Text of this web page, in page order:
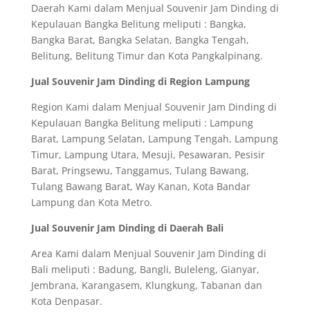
Daerah Kami dalam Menjual Souvenir Jam Dinding di
Kepulauan Bangka Belitung meliputi : Bangka,
Bangka Barat, Bangka Selatan, Bangka Tengah,
Belitung, Belitung Timur dan Kota Pangkalpinang.
Jual Souvenir Jam Dinding di Region Lampung
Region Kami dalam Menjual Souvenir Jam Dinding di
Kepulauan Bangka Belitung meliputi : Lampung
Barat, Lampung Selatan, Lampung Tengah, Lampung
Timur, Lampung Utara, Mesuji, Pesawaran, Pesisir
Barat, Pringsewu, Tanggamus, Tulang Bawang,
Tulang Bawang Barat, Way Kanan, Kota Bandar
Lampung dan Kota Metro.
Jual Souvenir Jam Dinding di Daerah Bali
Area Kami dalam Menjual Souvenir Jam Dinding di
Bali meliputi : Badung, Bangli, Buleleng, Gianyar,
Jembrana, Karangasem, Klungkung, Tabanan dan
Kota Denpasar.